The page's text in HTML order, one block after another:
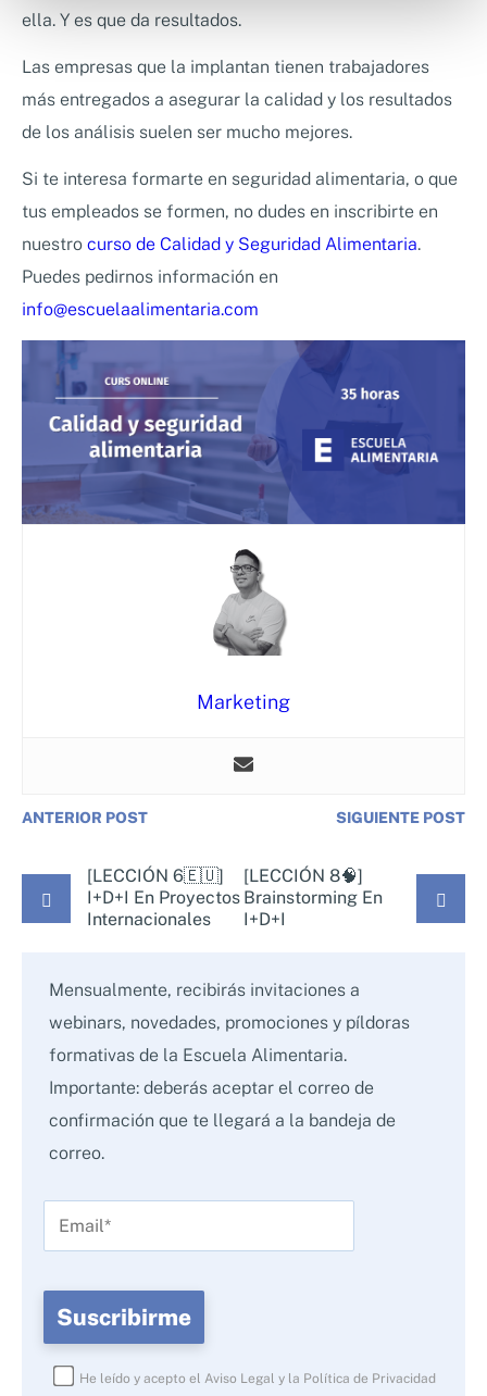
ella. Y es que da resultados.
Las empresas que la implantan tienen trabajadores
más entregados a asegurar la calidad y los resultados
de los análisis suelen ser mucho mejores.
Si te interesa formarte en seguridad alimentaria, o que
tus empleados se formen, no dudes en inscribirte en
nuestro curso de Calidad y Seguridad Alimentaria.
Puedes pedirnos información en
info@escuelaalimentaria.com
Marketing
ANTERIOR POST
[LECCIÓN 6🇪🇺]
I+D+i En Proyectos
Internacionales
SIGUIENTE POST
[LECCIÓN 8🧠]
Brainstorming En
I+D+i
Mensualmente, recibirás invitaciones a
webinars, novedades, promociones y píldoras
formativas de la Escuela Alimentaria.
Importante: deberás aceptar el correo de
confirmación que te llegará a la bandeja de
correo.
He leído y acepto el Aviso Legal y la Política de Privacidad